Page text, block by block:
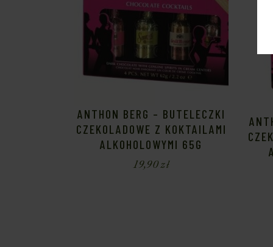
ANTHON BERG – BUTELECZKI
CZEKOLADOWE Z KOKTAILAMI
ALKOHOLOWYMI 65G
19,90zł